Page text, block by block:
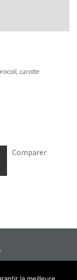
carotte
Comparer